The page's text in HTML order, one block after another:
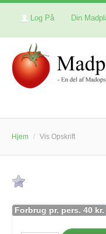
Log På Din
Hjem / Vis Opskrift
Forbrug pr. pers. 40 kr.